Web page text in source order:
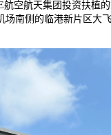
航天集团投资扶植的
场南侧的临港新片区大